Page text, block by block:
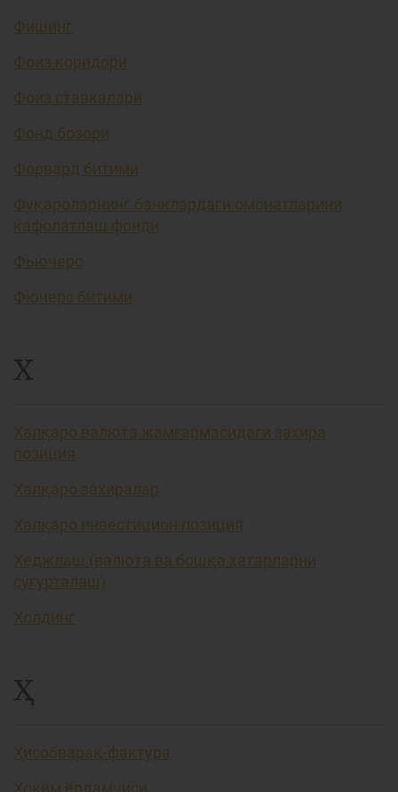
Фишинг
Фоиз коридори
Фоиз ставкалари
Фонд бозори
Форвард битими
Фуқароларнинг банклардаги омонатларини
кафолатлаш фонди
Фьючерс
Фючерс битими
Х
Халқаро валюта жамғармасидаги захира
позиция
Халқаро захиралар
Халқаро инвестицион позиция
Хеджлаш (валюта ва бошқа хатарларни
суғурталаш)
Холдинг
Ҳ
Ҳисобварақ-фактура
Ҳоким ёрдамчиси